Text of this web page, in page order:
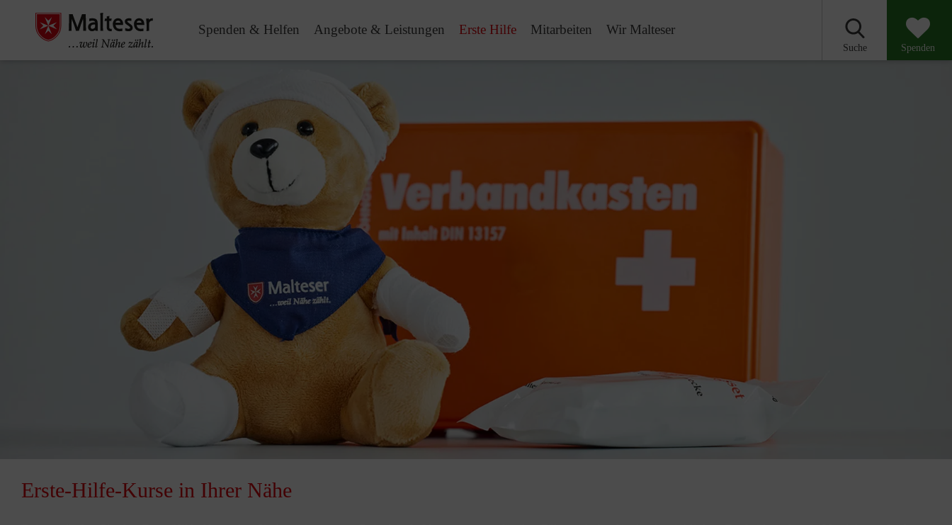
Spenden & Helfen Angebote & Leistungen Erste Hilfe Mitarbeiten Wir Malteser
Suche Spenden
Erste-Hilfe-Kurse in Ihrer Nähe